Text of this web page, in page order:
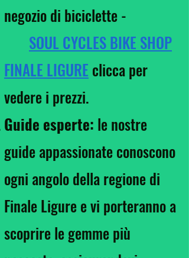
negozio di biciclette -
SOUL CYCLES BIKE SHOP
FINALE LIGURE clicca per
vedere i prezzi.
Guide esperte: le nostre
guide appassionate conoscono
ogni angolo della regione di
Finale Ligure e vi porteranno a
scoprire le gemme più